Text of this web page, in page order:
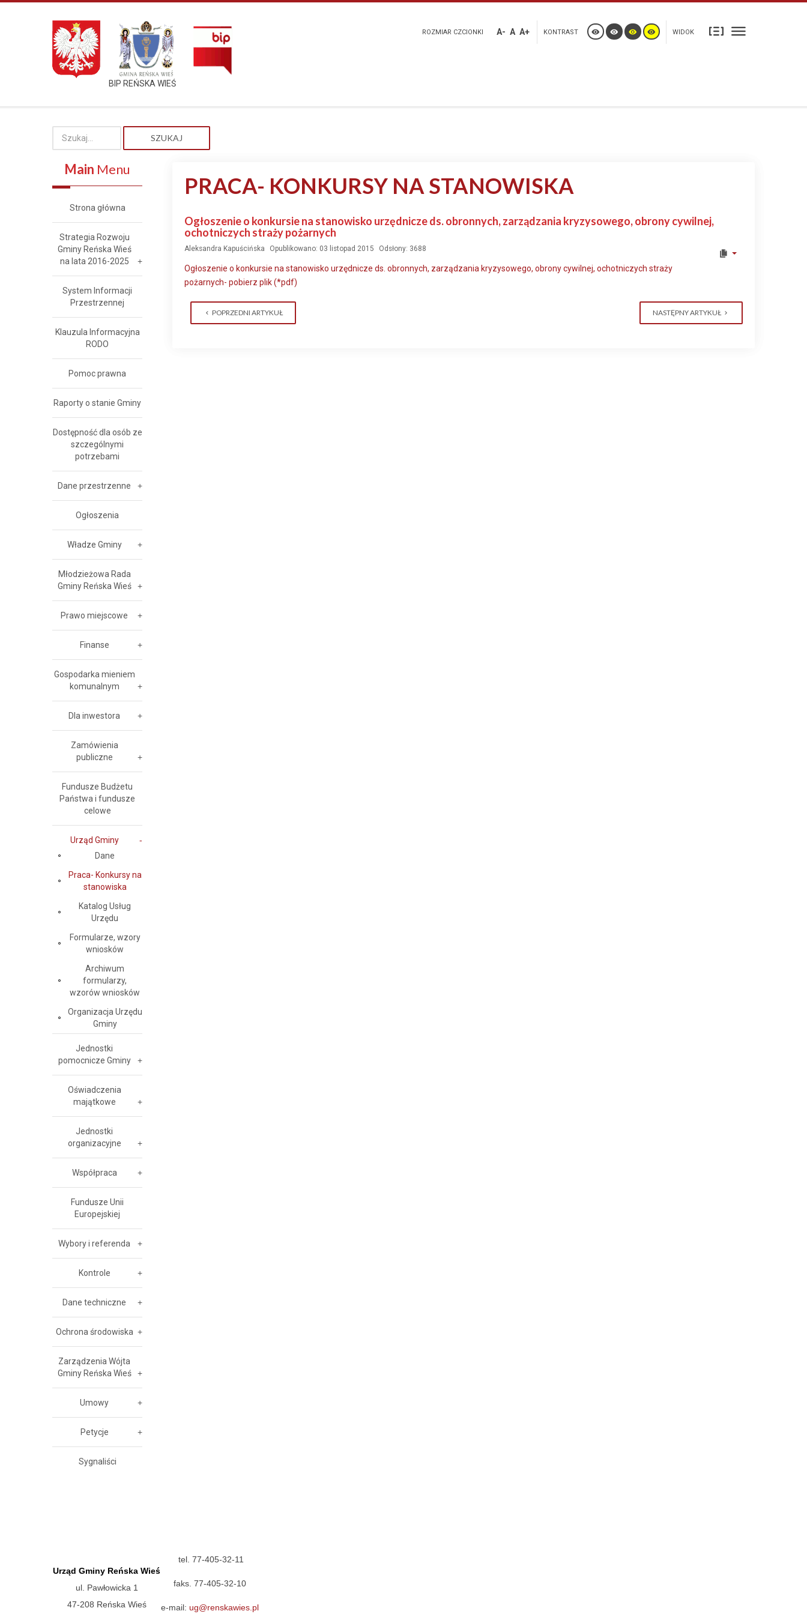
BIP REŃSKA WIEŚ
ROZMIAR CZCIONKI A- A A+ KONTRAST WIDOK
SZUKAJ
PRACA- KONKURSY NA STANOWISKA
Ogłoszenie o konkursie na stanowisko urzędnicze ds. obronnych, zarządzania kryzysowego, obrony cywilnej,
ochotniczych straży pożarnych
Aleksandra Kapuścińska Opublikowano: 03 listopad 2015 Odsłony: 3688
Ogłoszenie o konkursie na stanowisko urzędnicze ds. obronnych, zarządzania kryzysowego, obrony cywilnej, ochotniczych straży
pożarnych- pobierz plik (*pdf)
POPRZEDNI ARTYKUŁ NASTĘPNY ARTYKUŁ
Main Menu
Strona główna
Strategia Rozwoju
Gminy Reńska Wieś
na lata 2016-2025
System Informacji
Przestrzennej
Klauzula Informacyjna
RODO
Pomoc prawna
Raporty o stanie Gminy
Dostępność dla osób ze
szczególnymi
potrzebami
Dane przestrzenne
Ogłoszenia
Władze Gminy
Młodzieżowa Rada
Gminy Reńska Wieś
Prawo miejscowe
Finanse
Gospodarka mieniem
komunalnym
Dla inwestora
Zamówienia
publiczne
Fundusze Budżetu
Państwa i fundusze
celowe
Urząd Gminy
Dane
Praca- Konkursy na
stanowiska
Katalog Usług
Urzędu
Formularze, wzory
wniosków
Archiwum
formularzy,
wzorów wniosków
Organizacja Urzędu
Gminy
Jednostki
pomocnicze Gminy
Oświadczenia
majątkowe
Jednostki
organizacyjne
Współpraca
Fundusze Unii
Europejskiej
Wybory i referenda
Kontrole
Dane techniczne
Ochrona środowiska
Zarządzenia Wójta
Gminy Reńska Wieś
Umowy
Petycje
Sygnaliści
Urząd Gminy Reńska Wieś
ul. Pawłowicka 1
47-208 Reńska Wieś
tel. 77-405-32-11
faks. 77-405-32-10
e-mail: ug@renskawies.pl